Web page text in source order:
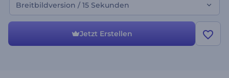
Breitbildversion / 15 Sekunden
Jetzt Erstellen